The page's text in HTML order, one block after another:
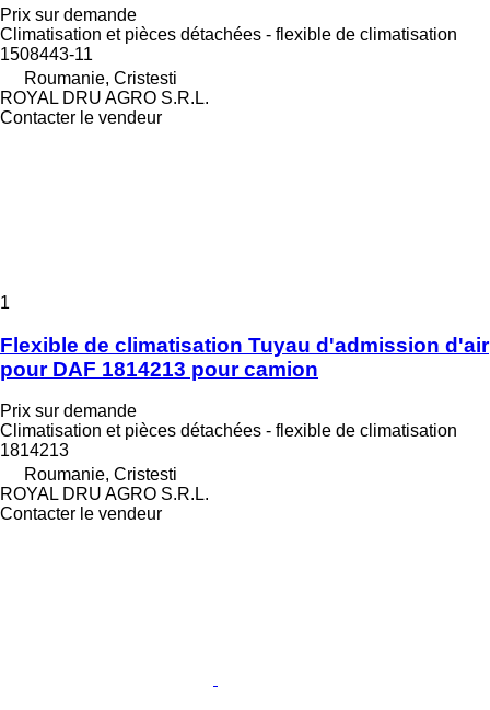
Prix sur demande
Climatisation et pièces détachées - flexible de climatisation
1508443-11
Roumanie, Cristesti
ROYAL DRU AGRO S.R.L.
Contacter le vendeur
1
Flexible de climatisation Tuyau d'admission d'air
pour DAF 1814213 pour camion
Prix sur demande
Climatisation et pièces détachées - flexible de climatisation
1814213
Roumanie, Cristesti
ROYAL DRU AGRO S.R.L.
Contacter le vendeur